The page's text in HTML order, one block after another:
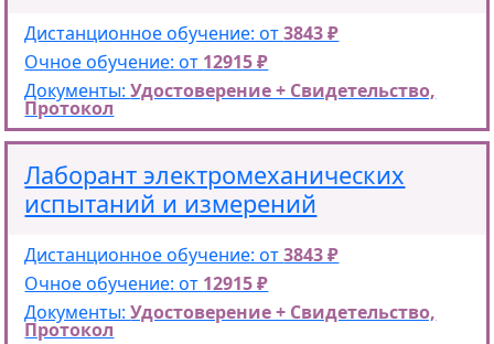
Дистанционное обучение: от3843 ₽
Очное обучение: от 12915 ₽
Документы:Удостоверение + Свидетельство,
Протокол
Лаборант электромеханических
испытаний и измерений
Дистанционное обучение: от3843 ₽
Очное обучение: от 12915 ₽
Документы:Удостоверение + Свидетельство,
Протокол